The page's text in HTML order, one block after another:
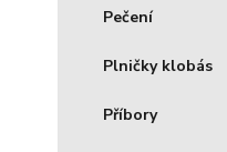
Pečení
Plničky klobás
Příbory